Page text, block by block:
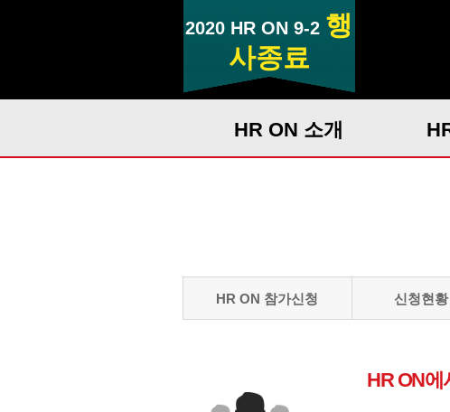
2020 HR ON 9-2 행
사종료
HR ON 소개
HR ON 참가신청 신청현황
HR ON에